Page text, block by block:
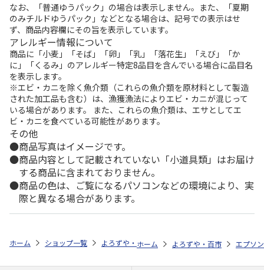
なお、「普通ゆうパック」の場合は表示しません。また、「夏期
のみチルドゆうパック」などとなる場合は、記号での表示はせ
ず、商品内容欄にその旨を表示しています。
アレルギー情報について
商品に「小麦」「そば」「卵」「乳」「落花生」「えび」「か
に」「くるみ」のアレルギー特定8品目を含んでいる場合に品目名
を表示します。
※エビ・カニを除く魚介類（これらの魚介類を原材料として製造
された加工品も含む）は、漁獲漁法によりエビ・カニが混じって
いる場合があります。 また、これらの魚介類は、エサとしてエ
ビ・カニを食べている可能性があります。
その他
商品写真はイメージです。
商品内容として記載されていない「小道具類」はお届け
する商品に含まれておりません。
商品の色は、ご覧になるパソコンなどの環境により、実
際と異なる場合があります。
ホーム ショップ一覧 よろずや・百市 エコリカ キヤノン BC-366
ホーム よろずや・百市 エプソン